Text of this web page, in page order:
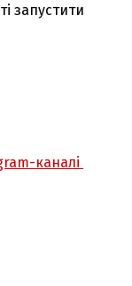
запустити
каналі